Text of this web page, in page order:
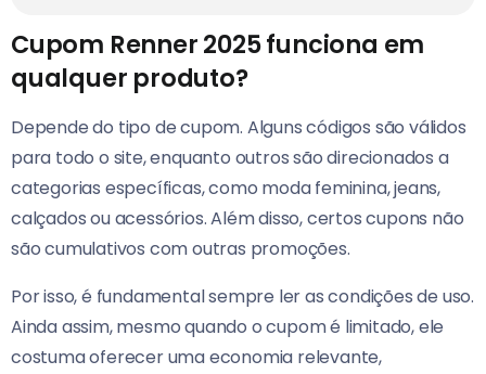
Cupom Renner 2025 funciona em
qualquer produto?
Depende do tipo de cupom. Alguns códigos são válidos
para todo o site, enquanto outros são direcionados a
categorias específicas, como moda feminina, jeans,
calçados ou acessórios. Além disso, certos cupons não
são cumulativos com outras promoções.
Por isso, é fundamental sempre ler as condições de uso.
Ainda assim, mesmo quando o cupom é limitado, ele
costuma oferecer uma economia relevante,